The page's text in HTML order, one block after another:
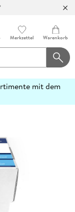
Merkzettel Warenkorb
mit dem